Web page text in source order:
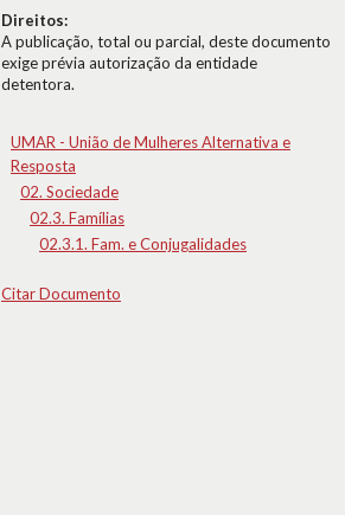
Direitos:
A publicação, total ou parcial, deste documento
exige prévia autorização da entidade
detentora.
UMAR - União de Mulheres Alternativa e
Resposta
02. Sociedade
02.3. Famílias
02.3.1. Fam. e Conjugalidades
Citar Documento